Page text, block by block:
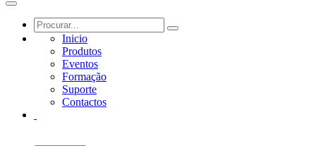
Inicio
Produtos
Eventos
Formação
Suporte
Contactos